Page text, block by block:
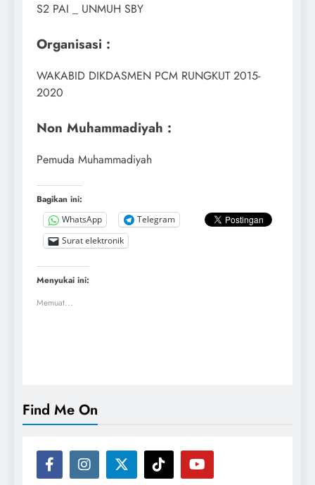
S2 PAI _ UNMUH SBY
Organisasi :
WAKABID DIKDASMEN PCM RUNGKUT 2015-
2020
Non Muhammadiyah :
Pemuda Muhammadiyah
Bagikan ini:
WhatsApp
Telegram
Surat elektronik
Menyukai ini:
Memuat...
Find Me On